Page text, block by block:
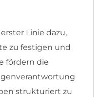
Linie dazu,
zu festigen und
fördern die
strukturiert zu